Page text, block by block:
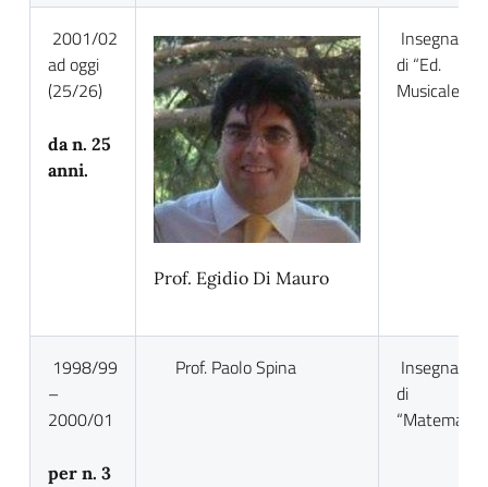
2001/02
ad oggi
(25/26)
da n. 25
anni.
Prof. Egidio Di Mauro
Insegnante
di “Ed.
Musicale”
1998/99
–
2000/01
per n. 3
Prof. Paolo Spina
Insegnante
di